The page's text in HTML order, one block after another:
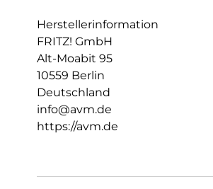
Herstellerinformation
FRITZ! GmbH
Alt-Moabit 95
10559 Berlin
Deutschland
info@avm.de
https://avm.de